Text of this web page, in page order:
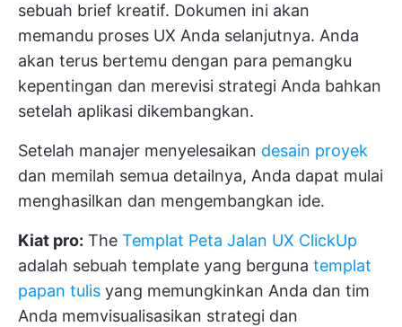
sebuah brief kreatif. Dokumen ini akan
memandu proses UX Anda selanjutnya. Anda
akan terus bertemu dengan para pemangku
kepentingan dan merevisi strategi Anda bahkan
setelah aplikasi dikembangkan.
Setelah manajer menyelesaikan desain proyek
dan memilah semua detailnya, Anda dapat mulai
menghasilkan dan mengembangkan ide.
Kiat pro: The Templat Peta Jalan UX ClickUp
adalah sebuah template yang berguna templat
papan tulis yang memungkinkan Anda dan tim
Anda memvisualisasikan strategi dan